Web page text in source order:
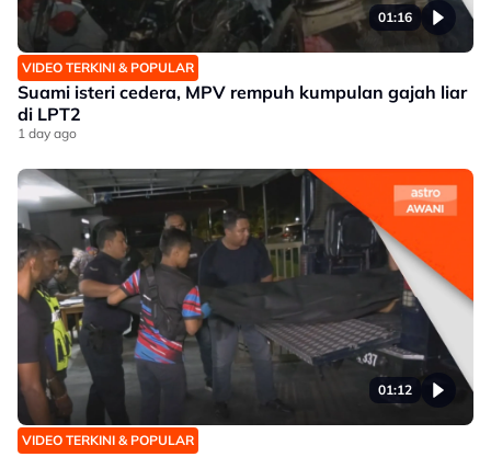
01:16
VIDEO TERKINI & POPULAR
Suami isteri cedera, MPV rempuh kumpulan gajah liar
di LPT2
1 day ago
01:12
VIDEO TERKINI & POPULAR